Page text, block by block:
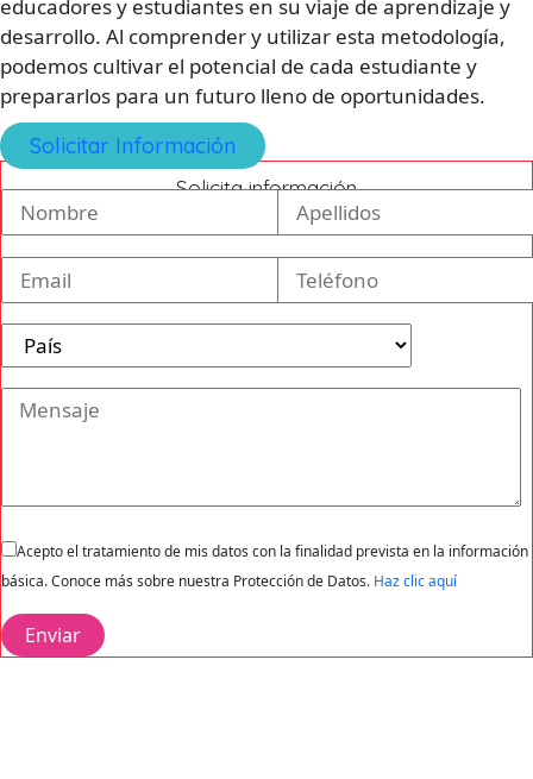
educadores y estudiantes en su viaje de aprendizaje y
desarrollo. Al comprender y utilizar esta metodología,
podemos cultivar el potencial de cada estudiante y
prepararlos para un futuro lleno de oportunidades.
Solicitar Información
Solicita información
Acepto el tratamiento de mis datos con la finalidad prevista en la información
básica. Conoce más sobre nuestra Protección de Datos. Haz clic aquí